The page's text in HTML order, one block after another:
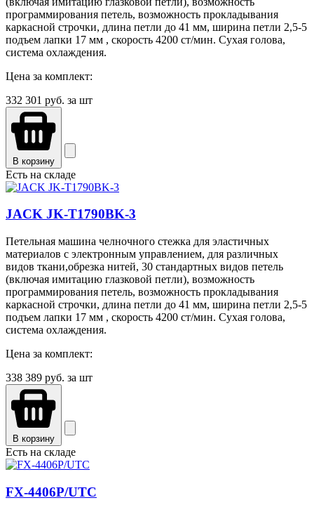
программирования петель, возможность прокладывания
каркасной строчки, длина петли до 41 мм, ширина петли 2,5-5
подъем лапки 17 мм , скорость 4200 ст/мин. Сухая голова,
система охлаждения.
Цена за комплект:
332 301 руб. за шт
В корзину
Есть на складе
JACK JK-T1790ВK-3
Петельная машина челночного стежка для эластичных
материалов с электронным управлением, для различных
видов ткани,обрезка нитей, 30 стандартных видов петель
(включая имитацию глазковой петли), возможность
программирования петель, возможность прокладывания
каркасной строчки, длина петли до 41 мм, ширина петли 2,5-5
подъем лапки 17 мм , скорость 4200 ст/мин. Сухая голова,
система охлаждения.
Цена за комплект:
338 389 руб. за шт
В корзину
Есть на складе
FX-4406P/UTC